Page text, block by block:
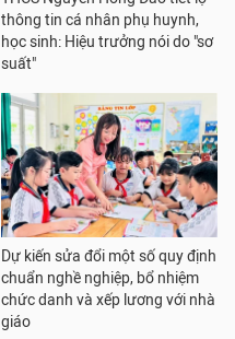
thông tin cá nhân phụ huynh,
học sinh: Hiệu trưởng nói do "sơ
suất"
Dự kiến sửa đổi một số quy định
chuẩn nghề nghiệp, bổ nhiệm
chức danh và xếp lương với nhà
giáo